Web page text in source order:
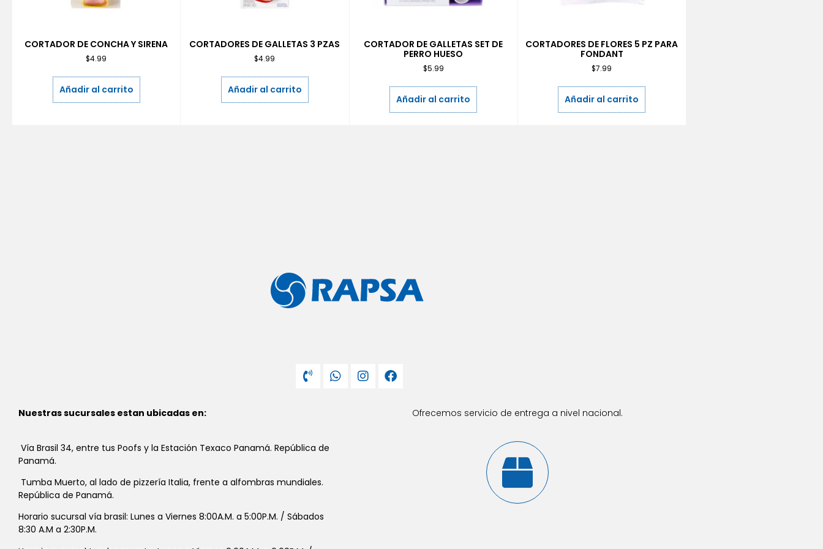
CORTADOR DE CONCHA Y SIRENA
$4.99
Añadir al carrito
CORTADORES DE GALLETAS 3 PZAS
$4.99
Añadir al carrito
CORTADOR DE GALLETAS SET DE
PERRO HUESO
$5.99
Añadir al carrito
CORTADORES DE FLORES 5 PZ PARA
FONDANT
$7.99
Añadir al carrito
Nuestras sucursales estan ubicadas en:
Vía Brasil 34, entre tus Poofs y la Estación Texaco Panamá. República de
Panamá.
Tumba Muerto, al lado de pizzería Italia, frente a alfombras mundiales.
República de Panamá.
Horario sucursal vía brasil: Lunes a Viernes 8:00A.M. a 5:00P.M. / Sábados
8:30 A.M a 2:30P.M.
Ofrecemos servicio de entrega a nivel nacional.